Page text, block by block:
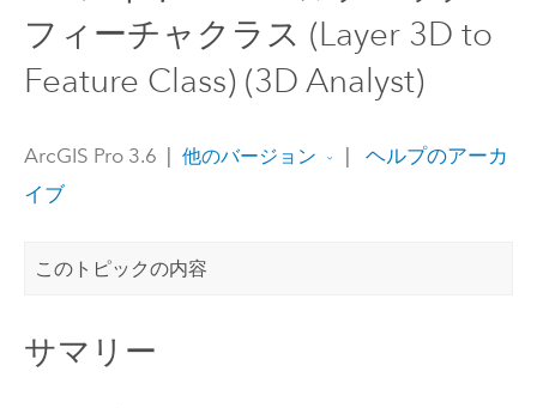
フィーチャクラス (Layer 3D to
Feature Class) (3D Analyst)
ArcGIS Pro 3.6 他のバージョン
ヘルプのアーカ
イブ
このトピックの内容
サマリー